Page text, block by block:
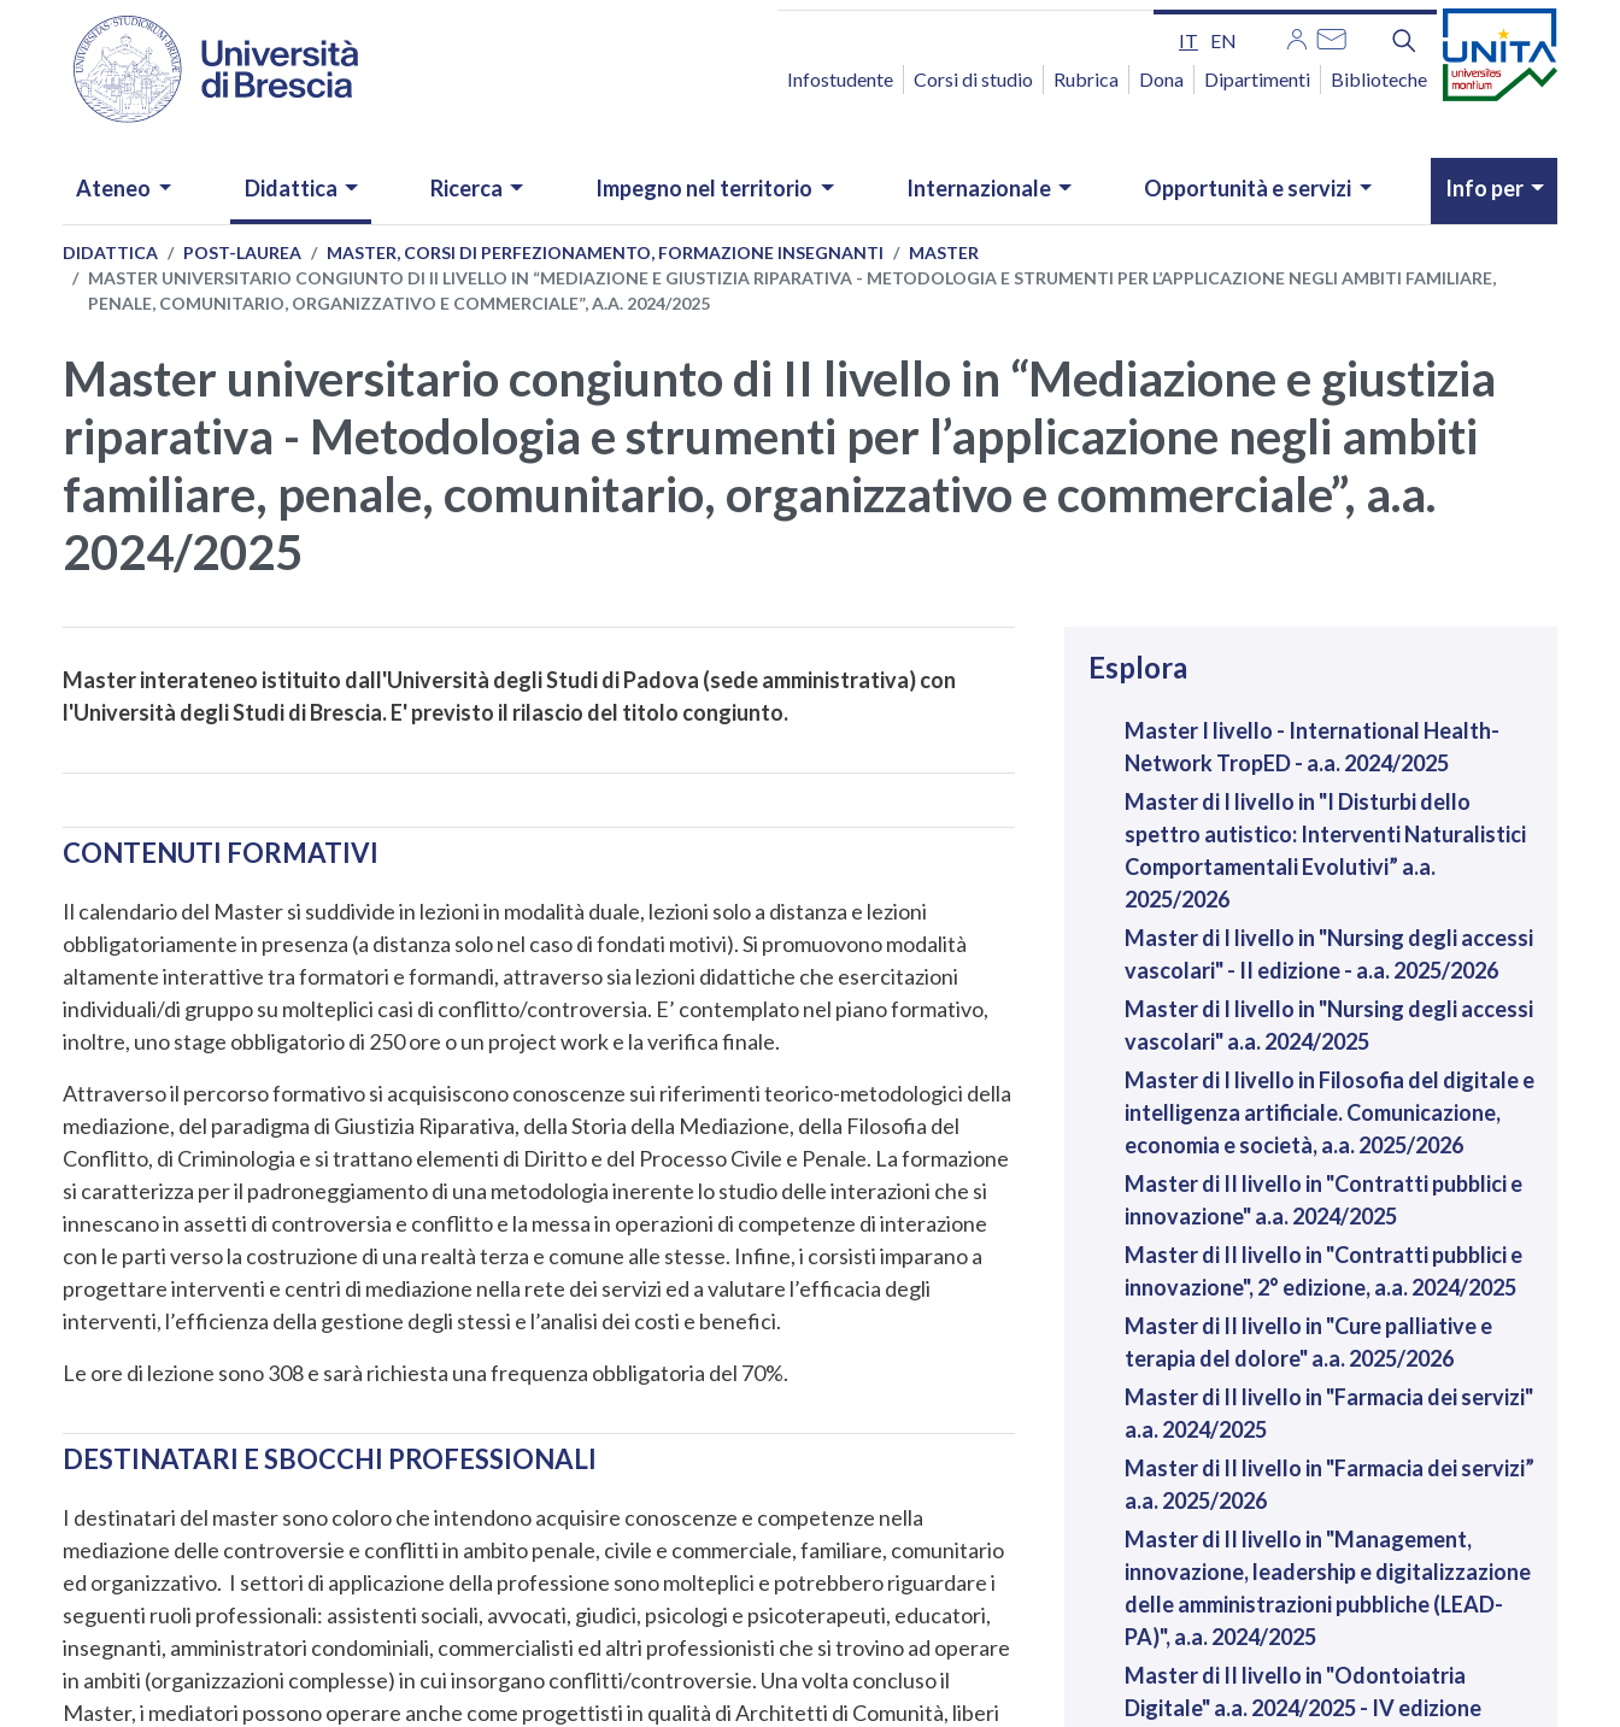
Salta al contenuto principale
IT EN
ACCESSO RAPIDO
Infostudente Corsi di studio Rubrica Dona Dipartimenti Biblioteche
NAVIGAZIONE PRINCIPALE
Ateneo Didattica Ricerca Impegno nel territorio Internazionale Opportunità e servizi Info per
DIDATTICA POST-LAUREA MASTER, CORSI DI PERFEZIONAMENTO, FORMAZIONE INSEGNANTI
MASTER
MASTER UNIVERSITARIO CONGIUNTO DI II LIVELLO IN “MEDIAZIONE E GIUSTIZIA RIPARATIVA - METODOLOGIA E STRUMENTI PER L’APPLICAZIONE NEGLI AMBITI FAMILIARE,
PENALE, COMUNITARIO, ORGANIZZATIVO E COMMERCIALE”, A.A. 2024/2025
Master universitario congiunto di II livello in “Mediazione e giustizia
riparativa - Metodologia e strumenti per l’applicazione negli ambiti
familiare, penale, comunitario, organizzativo e commerciale”, a.a.
2024/2025
Master interateneo istituito dall'Università degli Studi di Padova (sede amministrativa) con
l'Università degli Studi diBrescia. E' previsto il rilascio del titolo congiunto.
CONTENUTI FORMATIVI
Il calendario del Master si suddivide in lezioni in modalità duale, lezioni solo a distanza e lezioni
obbligatoriamente in presenza (a distanza solo nel caso di fondati motivi). Si promuovono modalità
altamente interattive tra formatori e formandi, attraverso sia lezioni didattiche che esercitazioni
individuali/di gruppo su molteplici casi di conflitto/controversia. E’ contemplato nel piano formativo,
inoltre, uno stage obbligatorio di 250 ore o un project work e la verifica finale.
Attraverso il percorso formativo si acquisiscono conoscenze sui riferimenti teorico-metodologici della
mediazione, del paradigma di Giustizia Riparativa, della Storia della Mediazione, della Filosofia del
Conflitto, di Criminologia e si trattano elementi di Diritto e del Processo Civile e Penale. La formazione
si caratterizza per il padroneggiamento di una metodologia inerente lo studio delle interazioni che si
innescano in assetti di controversia e conflitto e la messa in operazioni di competenze di interazione
con le parti verso la costruzione di una realtà terza e comune alle stesse. Infine, i corsisti imparano a
progettare interventi e centri di mediazione nella rete dei servizi ed a valutare l’efficacia degli
interventi, l’efficienza della gestione degli stessi e l’analisi dei costi e benefici.
Le ore di lezione sono 308 e sarà richiesta una frequenza obbligatoria del 70%.
DESTINATARI E SBOCCHI PROFESSIONALI
I destinatari del master sono coloro che intendono acquisire conoscenze e competenze nella
mediazione delle controversie e conflitti in ambito penale, civile e commerciale, familiare, comunitario
ed organizzativo. I settori di applicazione della professione sono molteplici e potrebbero riguardare i
seguenti ruoli professionali: assistenti sociali, avvocati, giudici, psicologi e psicoterapeuti, educatori,
insegnanti, amministratori condominiali, commercialisti ed altri professionisti che si trovino ad operare
in ambiti (organizzazioni complesse) in cui insorgano conflitti/controversie. Una volta concluso il
Master, i mediatori possono operare anche come progettisti in qualità di Architetti di Comunità, liberi
Esplora
Master I livello - International Health-
Network TropED - a.a. 2024/2025
Master di I livello in "I Disturbi dello
spettro autistico: Interventi Naturalistici
Comportamentali Evolutivi” a.a.
2025/2026
Master di I livello in "Nursing degli accessi
vascolari" - II edizione - a.a. 2025/2026
Master di I livello in "Nursing degli accessi
vascolari" a.a. 2024/2025
Master di I livello in Filosofia del digitale e
intelligenza artificiale. Comunicazione,
economia e società, a.a. 2025/2026
Master di II livello in "Contratti pubblici e
innovazione" a.a. 2024/2025
Master di II livello in "Contratti pubblici e
innovazione", 2° edizione, a.a. 2024/2025
Master di II livello in "Cure palliative e
terapia del dolore" a.a. 2025/2026
Master di II livello in "Farmacia dei servizi"
a.a. 2024/2025
Master di II livello in "Farmacia dei servizi”
a.a. 2025/2026
Master di II livello in "Management,
innovazione, leadership e digitalizzazione
delle amministrazioni pubbliche (LEAD-
PA)", a.a. 2024/2025
Master di II livello in "Odontoiatria
Digitale" a.a. 2024/2025 - IV edizione